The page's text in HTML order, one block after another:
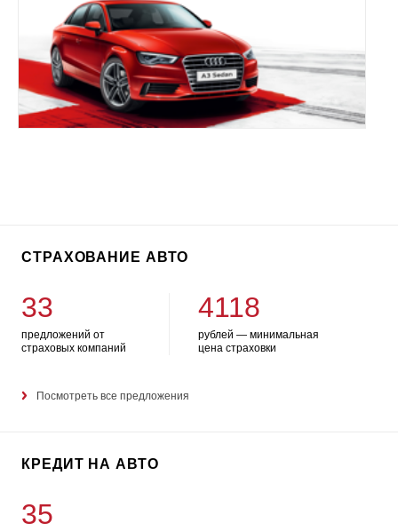
СТРАХОВАНИЕ АВТО
33
предложений от
страховых компаний
4118
рублей — минимальная
цена страховки
Посмотреть все предложения
КРЕДИТ НА АВТО
35